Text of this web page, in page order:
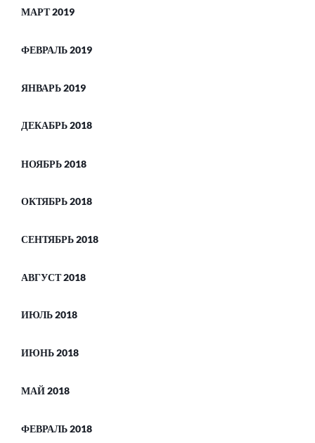
МАРТ 2019
ФЕВРАЛЬ 2019
ЯНВАРЬ 2019
ДЕКАБРЬ 2018
НОЯБРЬ 2018
ОКТЯБРЬ 2018
СЕНТЯБРЬ 2018
АВГУСТ 2018
ИЮЛЬ 2018
ИЮНЬ 2018
МАЙ 2018
ФЕВРАЛЬ 2018